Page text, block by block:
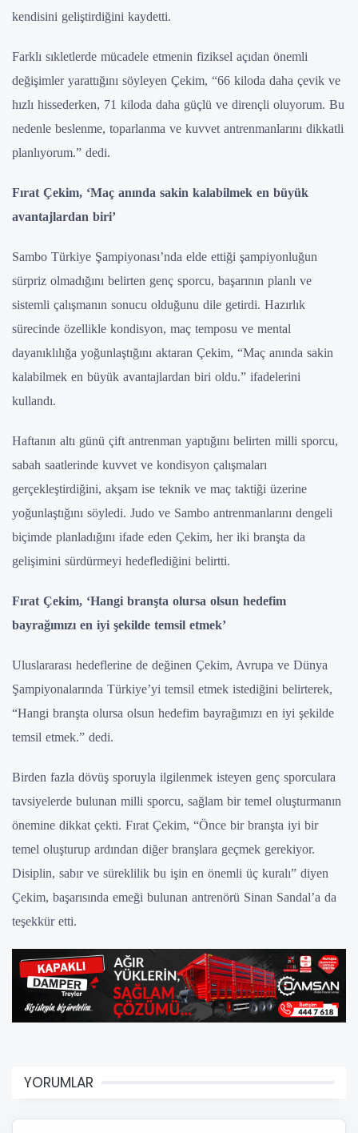
kendisini geliştirdiğini kaydetti.
Farklı sıkletlerde mücadele etmenin fiziksel açıdan önemli
değişimler yarattığını söyleyen Çekim, “66 kiloda daha çevik ve
hızlı hissederken, 71 kiloda daha güçlü ve dirençli oluyorum. Bu
nedenle beslenme, toparlanma ve kuvvet antrenmanlarını dikkatli
planlıyorum.” dedi.
Fırat Çekim, ‘Maç anında sakin kalabilmek en büyük
avantajlardan biri’
Sambo Türkiye Şampiyonası’nda elde ettiği şampiyonluğun
sürpriz olmadığını belirten genç sporcu, başarının planlı ve
sistemli çalışmanın sonucu olduğunu dile getirdi. Hazırlık
sürecinde özellikle kondisyon, maç temposu ve mental
dayanıklılığa yoğunlaştığını aktaran Çekim, “Maç anında sakin
kalabilmek en büyük avantajlardan biri oldu.” ifadelerini
kullandı.
Haftanın altı günü çift antrenman yaptığını belirten milli sporcu,
sabah saatlerinde kuvvet ve kondisyon çalışmaları
gerçekleştirdiğini, akşam ise teknik ve maç taktiği üzerine
yoğunlaştığını söyledi. Judo ve Sambo antrenmanlarını dengeli
biçimde planladığını ifade eden Çekim, her iki branşta da
gelişimini sürdürmeyi hedeflediğini belirtti.
Fırat Çekim, ‘Hangi branşta olursa olsun hedefim
bayrağımızı en iyi şekilde temsil etmek’
Uluslararası hedeflerine de değinen Çekim, Avrupa ve Dünya
Şampiyonalarında Türkiye’yi temsil etmek istediğini belirterek,
“Hangi branşta olursa olsun hedefim bayrağımızı en iyi şekilde
temsil etmek.” dedi.
Birden fazla dövüş sporuyla ilgilenmek isteyen genç sporculara
tavsiyelerde bulunan milli sporcu, sağlam bir temel oluşturmanın
önemine dikkat çekti. Fırat Çekim, “Önce bir branşta iyi bir
temel oluşturup ardından diğer branşlara geçmek gerekiyor.
Disiplin, sabır ve süreklilik bu işin en önemli üç kuralı” diyen
Çekim, başarısında emeği bulunan antrenörü Sinan Sandal’a da
teşekkür etti.
YORUMLAR